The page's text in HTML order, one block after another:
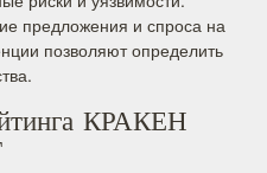
предложения и спроса на
позволяют определить
КРАКЕН